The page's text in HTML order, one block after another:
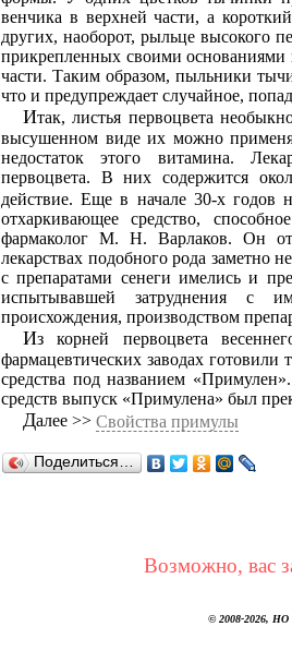
венчика в верхней части, а
других, наоборот, рыльце высокого
прикрепленных своими основаниями
части. Таким образом, пыльники
что и предупреждает случайное,
Итак, листья первоцвета необыкновенно богаты витамином С, поэтому в свежем или
высушенном виде их можно
недостаток этого витамина.
первоцвета. В них содержится
действие. Еще в начале 30-х годов
отхаркивающее средство,
фармаколог М. Н. Варлаков. Он
лекарствах подобного рода заметно
с препаратами сенеги имелись и
испытывавшей затруднения с
происхождения, производством
Из корней первоцвета весеннего был получен сухой экстракт, из которого на
фармацевтических заводах
средства под названием
средств выпуск «Примулена» был
Далее >> Свойства примулы
Поделиться…
Возможно, вас
© 2008-2026,